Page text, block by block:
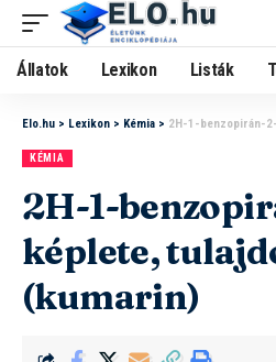
Állatok Lexikon Listák
Elo.hu > Lexikon > Kémia > 2H-1-benzopirán-
KÉMIA
2H-1-
képlete,
(kumarin)